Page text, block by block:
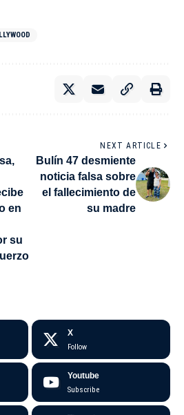
en
su
NEXT ARTICLE
Bulín 47 desmiente
noticia falsa sobre
el fallecimiento de
su madre
X
Follow
Youtube
Subscribe